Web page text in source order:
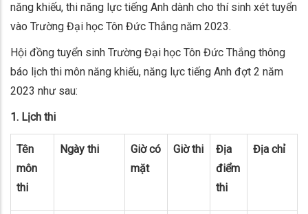
năng khiếu, thi năng lực tiếng Anh dành cho thí sinh xét tuyển
vào Trường Đại học Tôn Đức Thắng năm 2023.
Hội đồng tuyển sinh Trường Đại học Tôn Đức Thắng thông
báo lịch thi môn năng khiếu, năng lực tiếng Anh đợt 2 năm
2023 như sau:
1. Lịch thi
Tên
môn
thi
Ngày thi
Giờ có
mặt
Giờ thi
Địa
điểm
thi
Địa chỉ